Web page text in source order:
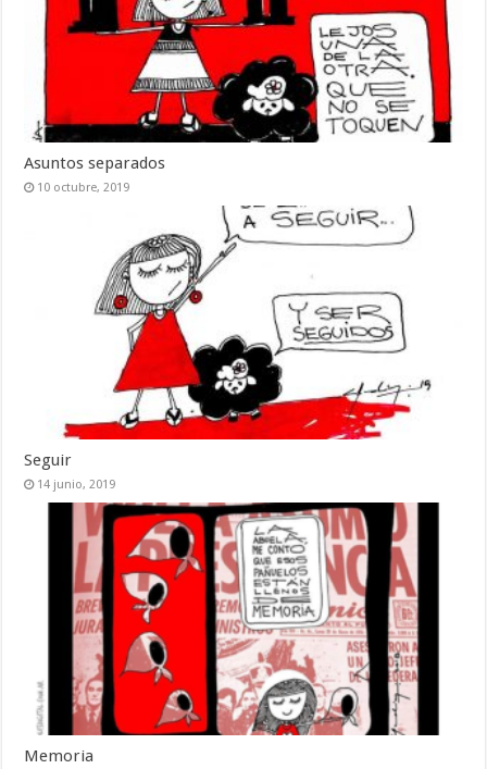
Asuntos separados
10 octubre, 2019
Seguir
14 junio, 2019
Memoria